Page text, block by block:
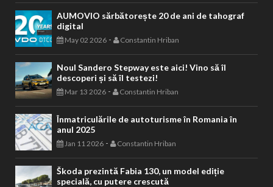
AUMOVIO sărbătorește 20 de ani de tahograf
digital
May 02 2026 - Constantin Hriban
Noul Sandero Stepway este aici! Vino să îl
descoperi și să îl testezi!
Mar 13 2026 - Constantin Hriban
Înmatriculările de autoturisme în Romania în
anul 2025
Jan 11 2026 - Constantin Hriban
Škoda prezintă Fabia 130, un model ediție
specială, cu putere crescută